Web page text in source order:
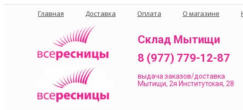
Главная Доставка Оплата О магазине
Склад Мытищи
8 (977) 779-12-87
выдача заказов/доставка
Мытищи, 2я Институтская, 28